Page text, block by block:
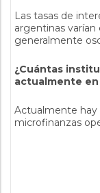
Las tasas de
argentinas
generalmente
¿Cuántas
actualmente
Actualmente hay
microfinanzas